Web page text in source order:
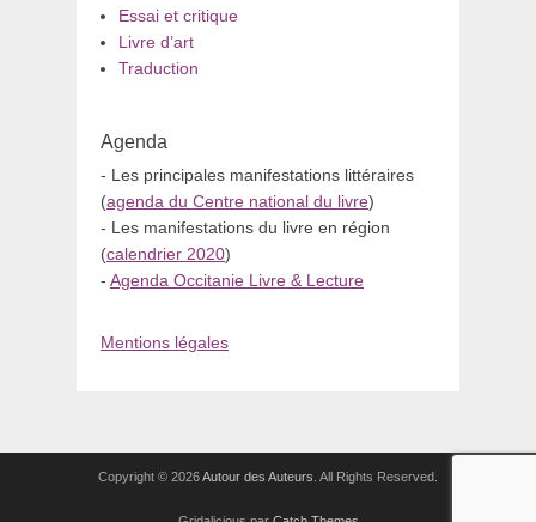
Essai et critique
Livre d’art
Traduction
Agenda
- Les principales manifestations littéraires
(agenda du Centre national du livre)
- Les manifestations du livre en région
(calendrier 2020)
- Agenda Occitanie Livre & Lecture
Mentions légales
Copyright © 2026Autour des Auteurs . All Rights Reserved.